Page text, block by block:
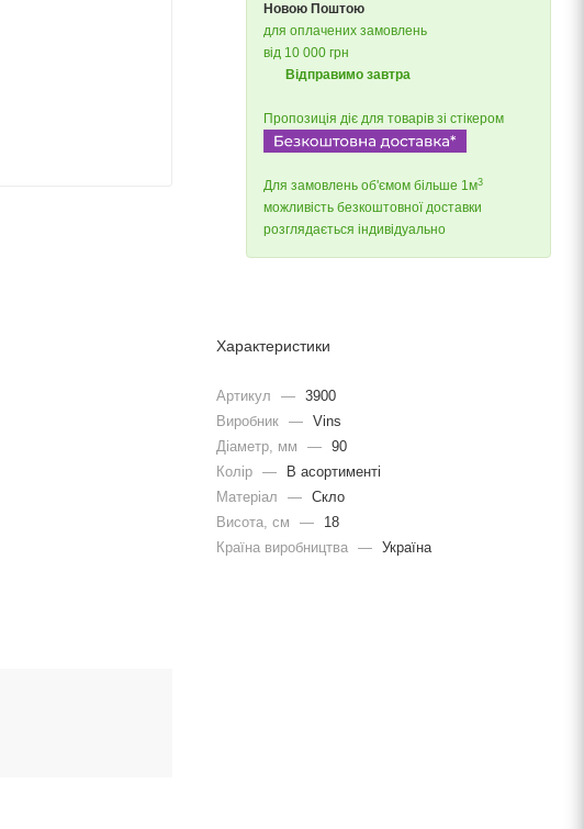
Новою Поштою
для оплачених замовлень
від 10 000 грн
Відправимо завтра
Пропозиція діє для товарів зі стікером
Для замовлень об'ємом більше 1м3
можливість безкоштовної доставки
розглядається індивідуально
Характеристики
Артикул — 3900
Виробник — Vins
Діаметр, мм
— 90
Колір —
В асортименті
Матеріал
— Скло
Висота, см
—
18
Країна виробництва — Україна